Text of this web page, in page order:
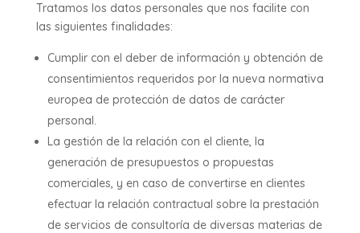
Tratamos los datos personales que nos facilite con
las siguientes finalidades:
Cumplir con el deber de información y obtención de
consentimientos requeridos por la nueva normativa
europea de protección de datos de carácter
personal.
La gestión de la relación con el cliente, la
generación de presupuestos o propuestas
comerciales, y en caso de convertirse en clientes
efectuar la relación contractual sobre la prestación
de servicios de consultoría de diversas materias de